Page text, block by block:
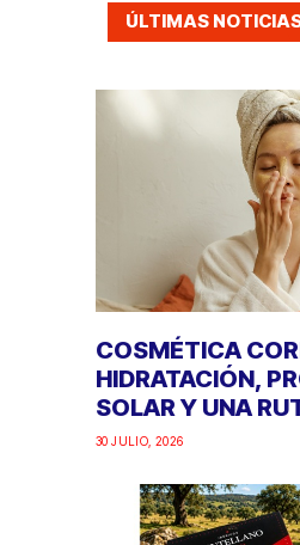
ÚLTIMAS
COSMÉTICA
HIDRATACIÓN,
SOLAR Y UNA
30 JULIO, 2026